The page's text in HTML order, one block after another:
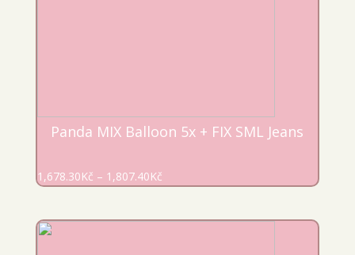
Panda MIX Balloon 5x + FIX SML Jeans
1,678.30Kč – 1,807.40Kč